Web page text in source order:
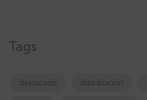
Tags
destacado distribucion